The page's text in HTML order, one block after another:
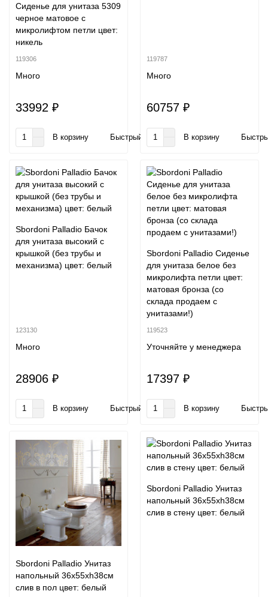
Сиденье для унитаза 5309
черное матовое с
микролифтом петли цвет:
никель
119306
Много
33992 ₽
В корзину Быстрый заказ
119787
Много
60757 ₽
В корзину
Sbordoni Palladio Бачок
для унитаза высокий с
крышкой (без трубы и
механизма) цвет: белый
123130
Много
28906 ₽
В корзину Быстрый заказ
Sbordoni Palladio Сиденье
для унитаза белое без
микролифта петли цвет:
матовая бронза (со
склада продаем с
унитазами!)
119523
Уточняйте у менеджера
17397 ₽
В корзину
Sbordoni Palladio Унитаз
напольный 36х55хh38см
слив в пол цвет: белый
Sbordoni Palladio Унитаз
напольный 36х55хh38см
слив в стену цвет: белый